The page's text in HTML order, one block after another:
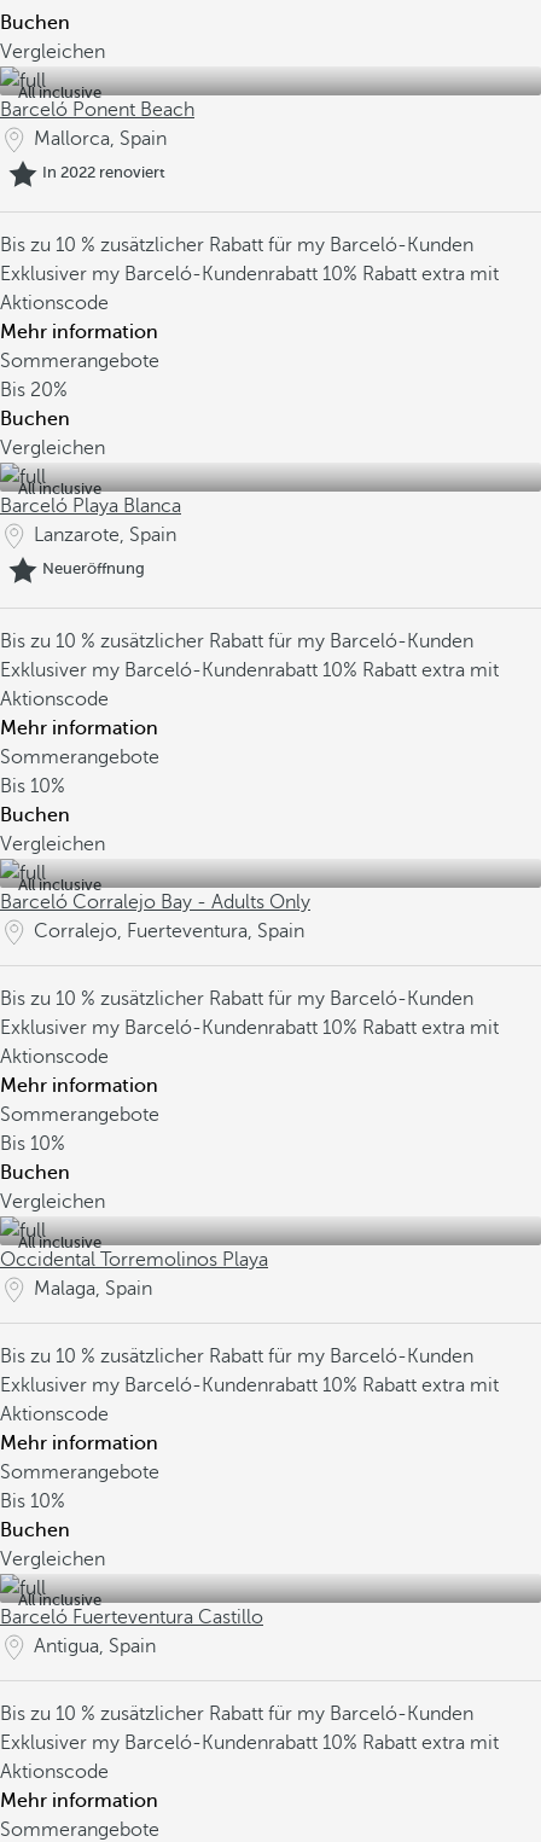
Buchen
Vergleichen
All inclusive
Barceló Ponent Beach
Mallorca, Spain
In 2022 renoviert
Bis zu 10 % zusätzlicher Rabatt für my Barceló-Kunden
Exklusiver my Barceló-Kundenrabatt 10% Rabatt extra mit
Aktionscode
Mehr information
Sommerangebote
Bis 20%
Buchen
Vergleichen
All inclusive
Barceló Playa Blanca
Lanzarote, Spain
Neueröffnung
Bis zu 10 % zusätzlicher Rabatt für my Barceló-Kunden
Exklusiver my Barceló-Kundenrabatt 10% Rabatt extra mit
Aktionscode
Mehr information
Sommerangebote
Bis 10%
Buchen
Vergleichen
All inclusive
Barceló Corralejo Bay - Adults Only
Corralejo, Fuerteventura, Spain
Bis zu 10 % zusätzlicher Rabatt für my Barceló-Kunden
Exklusiver my Barceló-Kundenrabatt 10% Rabatt extra mit
Aktionscode
Mehr information
Sommerangebote
Bis 10%
Buchen
Vergleichen
All inclusive
Occidental Torremolinos Playa
Malaga, Spain
Bis zu 10 % zusätzlicher Rabatt für my Barceló-Kunden
Exklusiver my Barceló-Kundenrabatt 10% Rabatt extra mit
Aktionscode
Mehr information
Sommerangebote
Bis 10%
Buchen
Vergleichen
All inclusive
Barceló Fuerteventura Castillo
Antigua, Spain
Bis zu 10 % zusätzlicher Rabatt für my Barceló-Kunden
Exklusiver my Barceló-Kundenrabatt 10% Rabatt extra mit
Aktionscode
Mehr information
Sommerangebote